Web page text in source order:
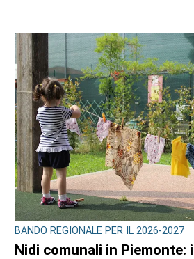
BANDO REGIONALE PER IL 2026-2027
Nidi comunali in Piemonte: